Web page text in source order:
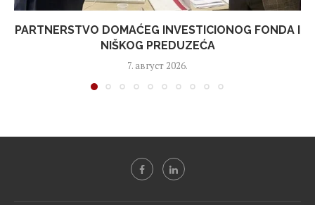
PARTNERSTVO DOMAĆEG INVESTICIONOG FONDA I
NIŠKOG PREDUZEĆA
7. август 2026.